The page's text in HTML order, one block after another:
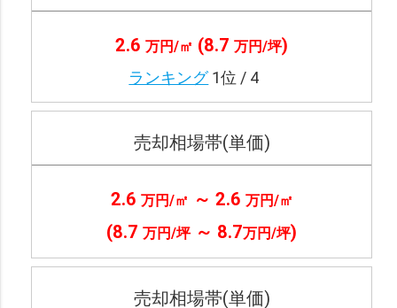
2.6万円/㎡ (8.7万円/坪)
ランキング 1位 / 4
売却相場帯(単価)
2.6 万円/㎡ ～ 2.6 万円/㎡
(8.7万円/坪～ 8.7万円/坪)
売却相場帯(単価)